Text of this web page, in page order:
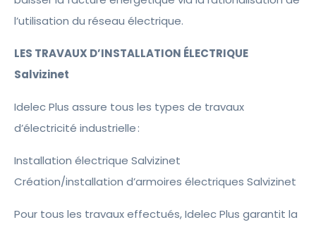
l’utilisation du réseau électrique.
LES TRAVAUX D’INSTALLATION ÉLECTRIQUE
Salvizinet
Idelec Plus assure tous les types de travaux
d’électricité industrielle :
Installation électrique Salvizinet
Création/installation d’armoires électriques Salvizinet
Pour tous les travaux effectués, Idelec Plus garantit la